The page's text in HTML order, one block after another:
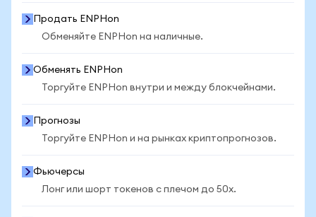
Продать ENPHon
Обменяйте ENPHon на наличные.
Обменять ENPHon
Торгуйте ENPHon внутри и между блокчейнами.
Прогнозы
Торгуйте ENPHon и на рынках криптопрогнозов.
Фьючерсы
Лонг или шорт токенов с плечом до 50x.